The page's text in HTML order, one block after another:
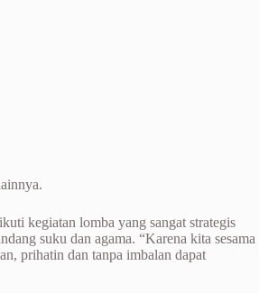
kegiatan lomba yang sangat strategis
suku dan agama. “Karena kita sesama
prihatin dan tanpa imbalan dapat